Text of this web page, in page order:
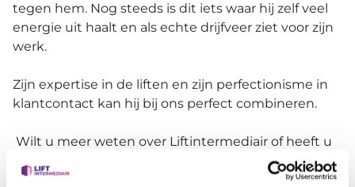
tegen hem. Nog steeds is dit iets waar hij zelf veel
energie uit haalt en als echte drijfveer ziet voor zijn
werk.
Zijn expertise in de liften en zijn perfectionisme in
klantcontact kan hij bij ons perfect combineren.
Wilt u meer weten over Liftintermediair of heeft u